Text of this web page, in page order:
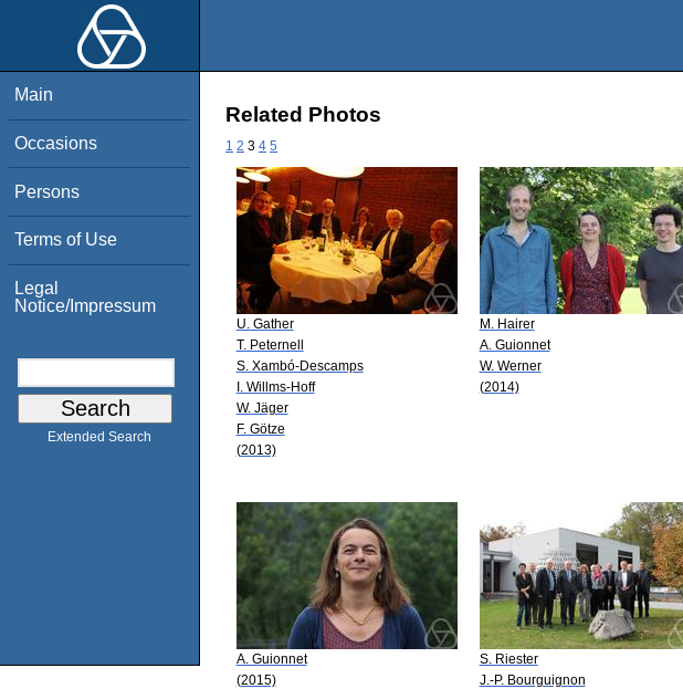
Main
Occasions
Persons
Terms of Use
Legal
Notice/Impressum
Extended Search
Related Photos
1 2 3 4 5
U. Gather
T. Peternell
S. Xambó-Descamps
I. Willms-Hoff
W. Jäger
F. Götze
(2013)
M. Hairer
A. Guionnet
W. Werner
(2014)
A. Guionnet
(2015)
S. Riester
J.-P. Bourguignon